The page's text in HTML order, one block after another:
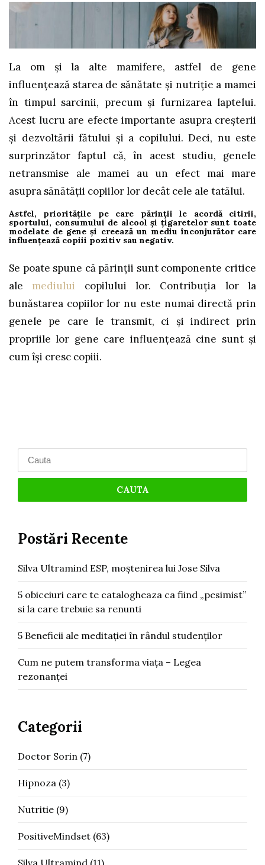
La om și la alte mamifere, astfel de gene
influențează starea de sănătate și nutriție a mamei
în timpul sarcinii, precum și furnizarea laptelui.
Acest lucru are efecte importante asupra creșterii
și dezvoltării fătului și a copilului. Deci, nu este
surprinzător faptul că, în acest studiu, genele
netransmise ale mamei au un efect mai mare
asupra sănătății copiilor lor decât cele ale tatălui.
Astfel, prioritățile pe care părinții le acordă citirii,
sportului, consumului de alcool și țigaretelor sunt toate
modelate de gene și creează un mediu înconjurător care
influențează copiii pozitiv sau negativ.
Se poate spune că părinții sunt componente critice
ale mediului copilului lor. Contribuția lor la
bunăstarea copiilor lor nu este numai directă prin
genele pe care le transmit, ci și indirect prin
propriile lor gene care influențează cine sunt și
cum își cresc copiii.
for:
Postări Recente
Silva Ultramind ESP, moștenirea lui Jose Silva
5 obiceiuri care te catalogheaza ca fiind „pesimist”
si la care trebuie sa renunti
5 Beneficii ale meditației în rândul studenților
Cum ne putem transforma viața – Legea
rezonanței
Categorii
Doctor Sorin (7)
Hipnoza (3)
Nutritie (9)
PositiveMindset (63)